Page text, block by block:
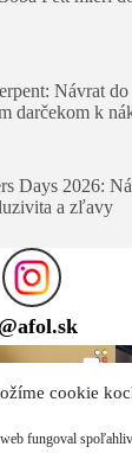
cookie
fungoval
Návrat
darčekom k
Days 2026:
a zľavy
@afol.sk